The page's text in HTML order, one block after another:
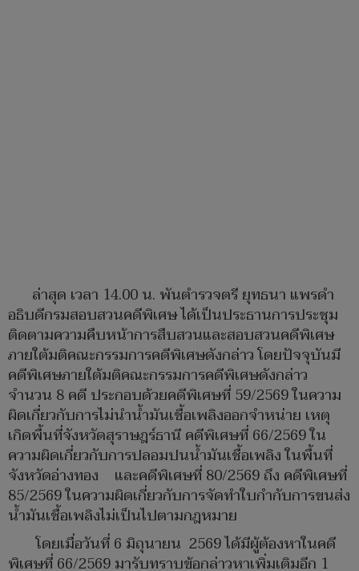
​​ล่าสุด เวลา 14.00 น. พันตำรวจตรี ยุทธนา แพรดำ
อธิบดีกรมสอบสวนคดีพิเศษ ได้เป็นประธานการประชุม
ติดตามความคืบหน้าการสืบสวนและสอบสวนคดีพิเศษ
ภายใต้มติคณะกรรมการคดีพิเศษดังกล่าว โดยปัจจุบันมี
คดีพิเศษภายใต้มติคณะกรรมการคดีพิเศษดังกล่าว
จำนวน 8 คดี ประกอบด้วยคดีพิเศษที่ 59/2569 ในความ
ผิดเกี่ยวกับการไม่นำน้ำมันเชื้อเพลิงออกจำหน่าย เหตุ
เกิดพื้นที่จังหวัดสุราษฎร์ธานี คดีพิเศษที่ 66/2569 ใน
ความผิดเกี่ยวกับการปลอมปนน้ำมันเชื้อเพลิง ในพื้นที่
จังหวัดอ่างทอง และคดีพิเศษที่ 80/2569 ถึง คดีพิเศษที่
85/2569 ในความผิดเกี่ยวกับการจัดทำใบกำกับการขนส่ง
น้ำมันเชื้อเพลิงไม่เป็นไปตามกฎหมาย
โดยเมื่อวันที่ 6 มิถุนายน 2569 ได้มีผู้ต้องหาในคดี
พิเศษที่ 66/2569 มารับทราบข้อกล่าวหาเพิ่มเติมอีก 1